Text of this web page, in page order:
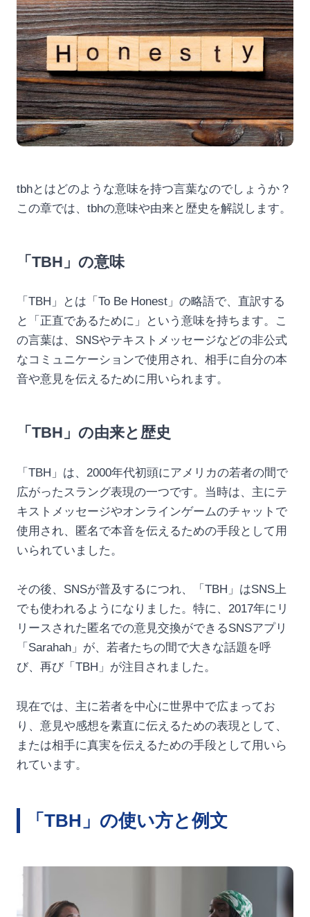
tbhとはどのような意味を持つ言葉なのでしょうか？
この章では、tbhの意味や由来と歴史を解説します。
「TBH」の意味
「TBH」とは「To Be Honest」の略語で、直訳する
と「正直であるために」という意味を持ちます。こ
の言葉は、SNSやテキストメッセージなどの非公式
なコミュニケーションで使用され、相手に自分の本
音や意見を伝えるために用いられます。
「TBH」の由来と歴史
「TBH」は、2000年代初頭にアメリカの若者の間で
広がったスラング表現の一つです。当時は、主にテ
キストメッセージやオンラインゲームのチャットで
使用され、匿名で本音を伝えるための手段として用
いられていました。
その後、SNSが普及するにつれ、「TBH」はSNS上
でも使われるようになりました。特に、2017年にリ
リースされた匿名での意見交換ができるSNSアプリ
「Sarahah」が、若者たちの間で大きな話題を呼
び、再び「TBH」が注目されました。
現在では、主に若者を中心に世界中で広まってお
り、意見や感想を素直に伝えるための表現として、
または相手に真実を伝えるための手段として用いら
れています。
「TBH」の使い方と例文